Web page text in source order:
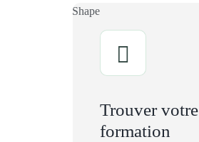
Trouver votre
formation